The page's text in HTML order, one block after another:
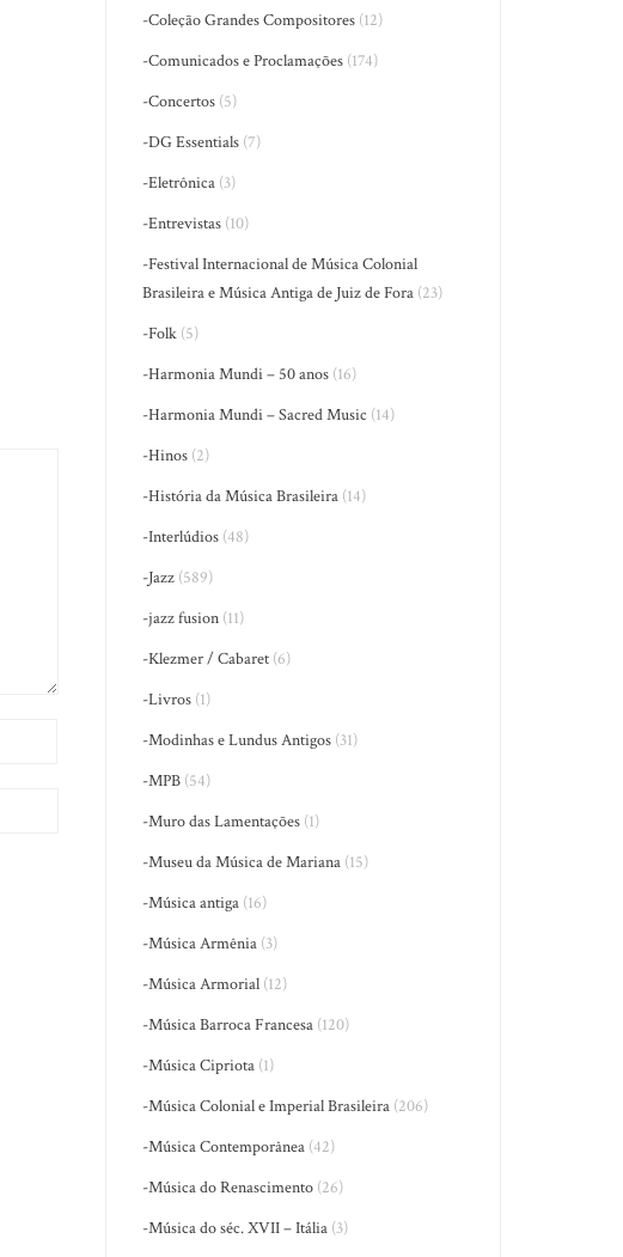
-Coleção Grandes Compositores (12)
-Comunicados e Proclamações (174)
-Concertos (5)
-DG Essentials (7)
-Eletrônica (3)
-Entrevistas (10)
-Festival Internacional de Música Colonial
Brasileira e Música Antiga de Juiz de Fora (23)
-Folk (5)
-Harmonia Mundi – 50 anos (16)
-Harmonia Mundi – Sacred Music (14)
-Hinos (2)
-História da Música Brasileira (14)
-Interlúdios (48)
-Jazz (589)
-jazz fusion (11)
-Klezmer / Cabaret (6)
-Livros (1)
-Modinhas e Lundus Antigos (31)
-MPB (54)
-Muro das Lamentações (1)
-Museu da Música de Mariana (15)
-Música antiga (16)
-Música Armênia (3)
-Música Armorial (12)
-Música Barroca Francesa (120)
-Música Cipriota (1)
-Música Colonial e Imperial Brasileira (206)
-Música Contemporânea (42)
-Música do Renascimento (26)
-Música do séc. XVII – Itália (3)